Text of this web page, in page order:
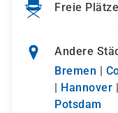
Freie Plätze
Andere
Bremen |
| Hannover |
Potsdam